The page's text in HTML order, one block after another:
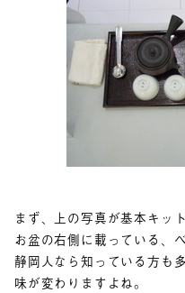
まず、上の写真が基本キット
お盆の右側に載っている、
静岡人なら知っている方も
味が変わりますよね。